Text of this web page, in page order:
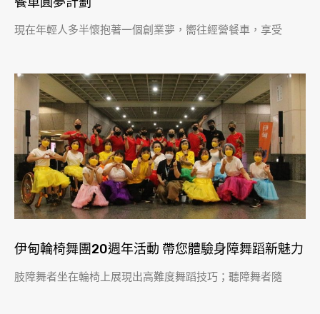
現在年輕人多半懷抱著一個創業夢，嚮往經營餐車，享受
伊甸輪椅舞團20週年活動 帶您體驗身障舞蹈新魅力
肢障舞者坐在輪椅上展現出高難度舞蹈技巧；聽障舞者隨